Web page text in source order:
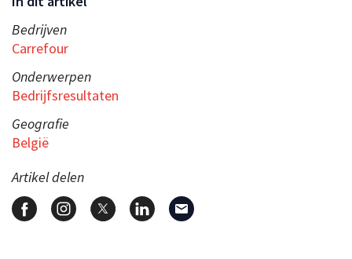
Bedrijven
Carrefour
Onderwerpen
Bedrijfsresultaten
Geografie
België
Artikel delen